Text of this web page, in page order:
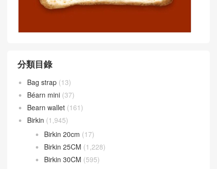
分類目錄
Bag strap (13)
Béarn mini (37)
Bearn wallet (161)
Birkin (1,945)
Birkin 20cm (17)
Birkin 25CM (1,228)
Birkin 30CM (595)